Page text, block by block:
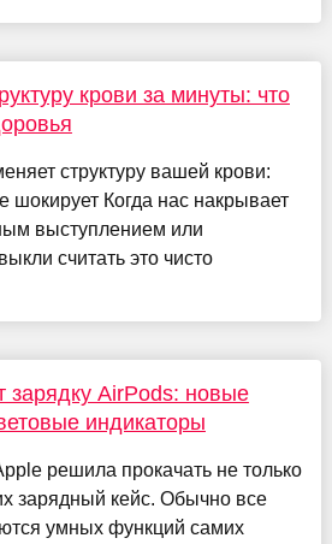
крови за минуты: что
структуру вашей крови:
шокирует Когда нас накрывает
выступлением или
считать это чисто
зарядку AirPods: новые
индикаторы
решила прокачать не только
зарядный кейс. Обычно все
умных функций самих